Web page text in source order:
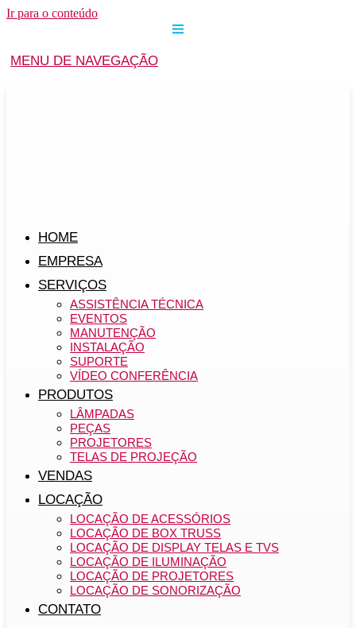
Ir para o conteúdo
MENU DE NAVEGAÇÃO
HOME
EMPRESA
SERVIÇOS
ASSISTÊNCIA TÉCNICA
EVENTOS
MANUTENÇÃO
INSTALAÇÃO
SUPORTE
VÍDEO CONFERÊNCIA
PRODUTOS
LÂMPADAS
PEÇAS
PROJETORES
TELAS DE PROJEÇÃO
VENDAS
LOCAÇÃO
LOCAÇÃO DE ACESSÓRIOS
LOCAÇÃO DE BOX TRUSS
LOCAÇÃO DE DISPLAY TELAS E TVS
LOCAÇÃO DE ILUMINAÇÃO
LOCAÇÃO DE PROJETORES
LOCAÇÃO DE SONORIZAÇÃO
CONTATO